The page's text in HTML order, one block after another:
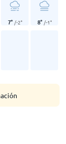
7° /-2° 8° /-1°